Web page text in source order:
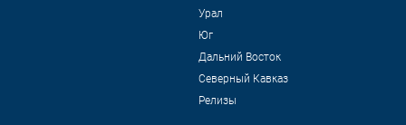
Урал
Юг
Дальний Восток
Северный Кавказ
Релизы